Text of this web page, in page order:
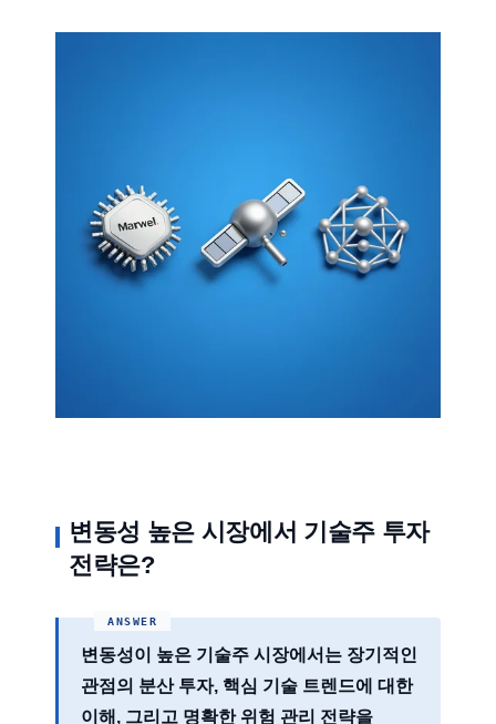
변동성 높은 시장에서 기술주 투자
전략은?
변동성이 높은 기술주 시장에서는 장기적인
관점의 분산 투자, 핵심 기술 트렌드에 대한
이해 , 그리고 명확한 위험 관리 전략을